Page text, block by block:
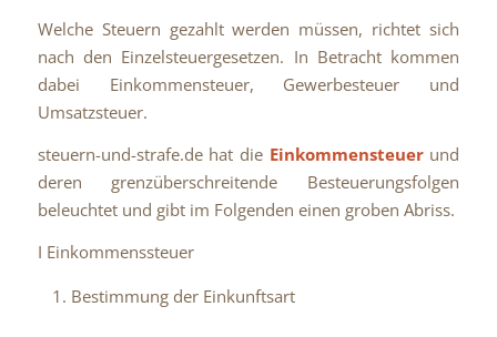
Welche Steuern gezahlt werden müssen, richtet sich
nach den Einzelsteuergesetzen. In Betracht kommen
dabei Einkommensteuer, Gewerbesteuer und
Umsatzsteuer.
steuern-und-strafe.de hat die Einkommensteuerund
deren grenzüberschreitende Besteuerungsfolgen
beleuchtet und gibt im Folgenden einen groben Abriss.
I Einkommenssteuer
Bestimmung der Einkunftsart